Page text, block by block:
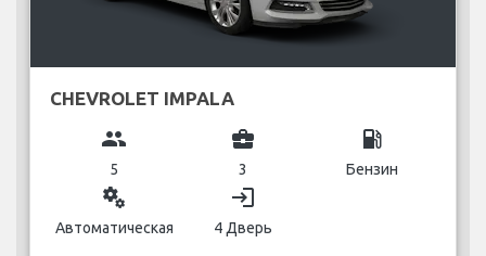
CHEVROLET IMPALA
group
5
business_center
3
local_gas_station
Бензин
miscellaneous_services
Автоматическая
login
4 Дверь